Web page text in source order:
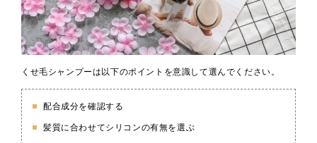
くせ毛シャンプーは以下のポイントを意識して選んでください。
配合成分を確認する
髪質に合わせてシリコンの有無を選ぶ